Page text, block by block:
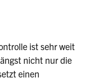
ist sehr weit
nicht nur die
einen